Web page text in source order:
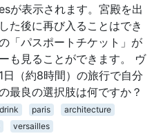
が表示されます。宮殿を出
た後に再び入ることはでき
「パスポートチケット」が
も見ることができます。 ヴ
日（約8時間）の旅行で自分
最良の選択肢は何ですか？
paris
architecture
versailles